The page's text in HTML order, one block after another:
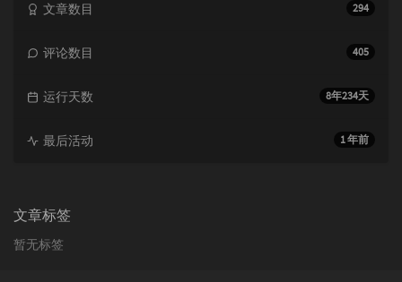
294
文章数目
405
评论数目
8年234天
运行天数
1 年前
最后活动
文章标签
暂无标签